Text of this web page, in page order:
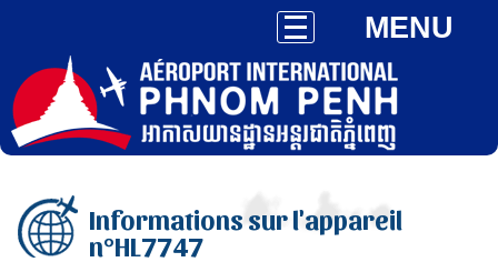
MENU
Informations sur l'appareil
n°HL7747